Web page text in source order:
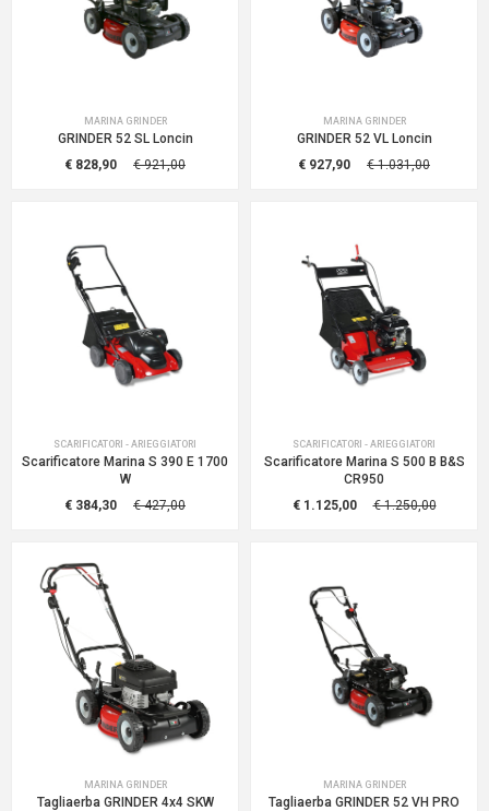
MARINA GRINDER
GRINDER 52 SL Loncin
€ 828,90
€ 921,00
MARINA GRINDER
GRINDER 52 VL Loncin
€ 927,90
€ 1.031,00
SCARIFICATORI - ARIEGGIATORI
Scarificatore Marina S 390 E 1700
W
€ 384,30
€ 427,00
SCARIFICATORI - ARIEGGIATORI
Scarificatore Marina S 500 B B&S
CR950
€ 1.125,00
€ 1.250,00
MARINA GRINDER
Tagliaerba GRINDER 4x4 SKW
MARINA GRINDER
Tagliaerba GRINDER 52 VH PRO